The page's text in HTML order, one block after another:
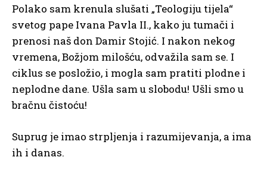
Polako sam krenula slušati „Teologiju tijela“
svetog pape Ivana Pavla II., kako ju tumači i
prenosi naš don Damir Stojić. I nakon nekog
vremena, Božjom milošću, odvažila sam se. I
ciklus se posložio, i mogla sam pratiti plodne i
neplodne dane. Ušla sam u slobodu! Ušli smo u
bračnu čistoću!
Suprug je imao strpljenja i razumijevanja, a ima
ih i danas.